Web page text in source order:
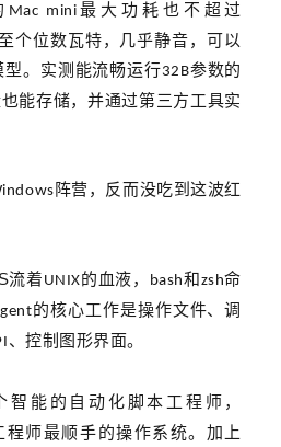
Mac mini 最大功耗 也不超过
个位数瓦特，几乎静音，可以
。实测能流畅运行32B参数的
能存储，并通过第三方工具实
阵营，反而没吃到这波红
流着 UNIX的血液， bash和 zsh命
的核心工作是操作文件、调
、控制图形界面。
智能的自动化脚本工程师，
程师最顺手的操作系统。加上